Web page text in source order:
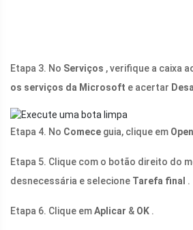
Etapa 3. No Serviços , verifique a caixa
os serviços da Microsoft e acertar
Etapa 4. No Comece guia, clique em
Etapa 5. Clique com o botão direito do
desnecessária e selecione Tarefa final .
Etapa 6. Clique emAplicar & OK .